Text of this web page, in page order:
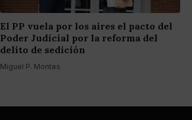
El PP vuela por los aires el pacto del
Poder Judicial por la reforma del
delito de sedición
Miguel P. Montes